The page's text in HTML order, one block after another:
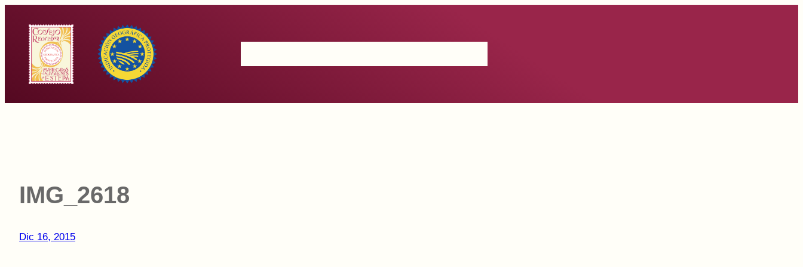
contenido
IMG_2618
Dic 16, 2015